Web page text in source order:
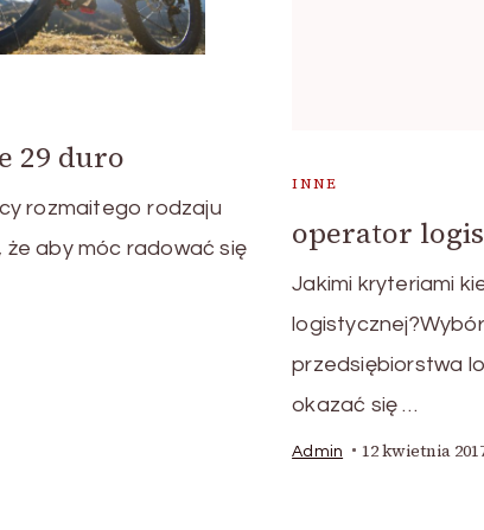
29 duro
rozmaitego rodzaju
aby móc radować się
INNE
operator
Jakimi kryteriami
przedsiębiorstwa
okazać się …
Admin 12 kwietnia